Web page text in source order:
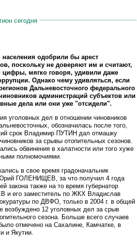
сегодня
одобрили бы арест
поскольку не доверяют им и считают,
мягко говоря, удивили даже
Однако чему удивляться, если
Дальневосточного федерального
администраций субъектов или
дела или они уже "отсидели".
уголовных дел в отношении чиновников
обозначилась после того,
срок Владимир ПУТИН дал отмашку
за срывы отопительных сезонов.
обвинения в халатности или того хуже
полномочиями.
в свое время градоначальник
Юрий ГОЛЕНИЩЕВ, за что получил 4 года
закона также на то время губернатор
его заместитель по ЖКХ Владислав
по ДВФО, только в 2004 г. в общей
возбуждено 12 уголовных дел за срыв
сезона. Больше всего случаев
отмечено на Сахалине, Камчатке, в
и Якутии.